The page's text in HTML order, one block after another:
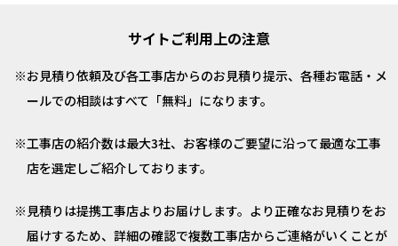
サイトご利用上の注意
お見積り依頼及び各工事店からのお見積り提示、各種お電話・メ
ールでの相談はすべて「無料」になります。
工事店の紹介数は最大3社、お客様のご要望に沿って最適な工事
店を選定しご紹介しております。
見積りは提携工事店よりお届けします。より正確なお見積りをお
届けするため、詳細の確認で複数工事店からご連絡がいくことが